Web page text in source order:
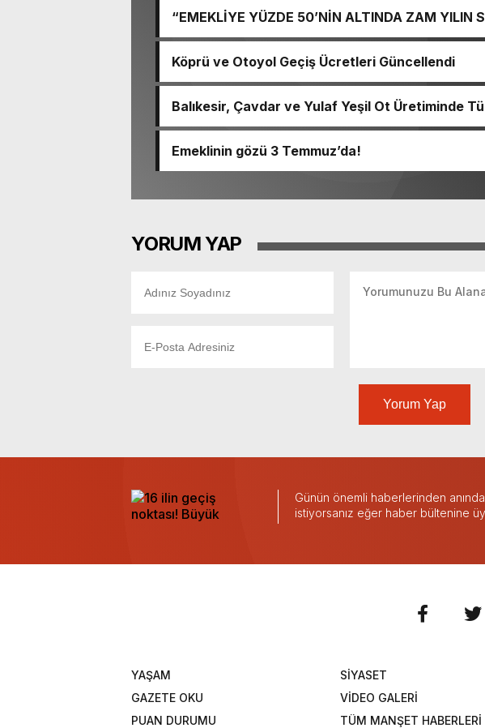
“EMEKLİYE YÜZDE 50’NİN ALTINDA ZAM YILIN
Köprü ve Otoyol Geçiş Ücretleri Güncellendi
Balıkesir, Çavdar ve Yulaf Yeşil Ot Üretiminde
Emeklinin gözü 3 Temmuz’da!
YORUM YAP
Yorum Yap
Günün önemli haberlerinden
istiyorsanız eğer haber bültenine
YAŞAM
SİYASET
GAZETE OKU
VİDEO GALERİ
PUAN DURUMU
TÜM MANŞET HABERLERİ